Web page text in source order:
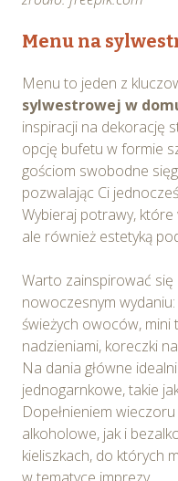
Menu na
Menu to jeden z
sylwestrowej w
inspiracji na dekorację
opcję bufetu w formie
gościom swobodne
pozwalając Ci
Wybieraj potrawy, które
ale również estetyką
Warto zainspirować się
nowoczesnym
świeżych owoców, mini
nadzieniami, koreczki
Na dania główne
jednogarnkowe, takie
Dopełnieniem
alkoholowe, jak i
kieliszkach, do których